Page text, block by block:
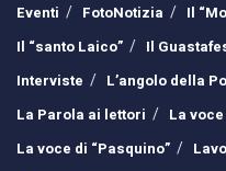
Eventi
FotoNotizia
Il
Il “santo Laico”
Il
Interviste
L’angolo della
La Parola ai lettori
La
La voce di “Pasquino”